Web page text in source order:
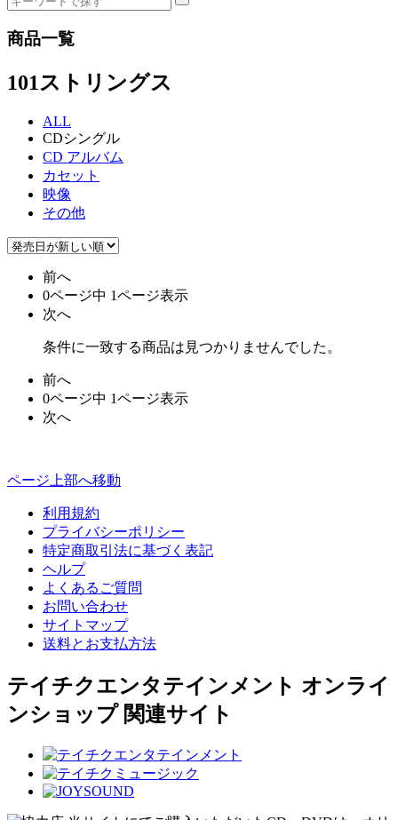
商品一覧
101ストリングス
ALL
CDシングル
CD アルバム
カセット
映像
その他
前へ
0ページ中 1ページ表示
次へ
条件に一致する商品は見つかりませんでした。
前へ
0ページ中 1ページ表示
次へ
ページ上部へ移動
利用規約
プライバシーポリシー
特定商取引法に基づく表記
ヘルプ
よくあるご質問
お問い合わせ
サイトマップ
送料とお支払方法
テイチクエンタテインメント オンライ
ンショップ 関連サイト